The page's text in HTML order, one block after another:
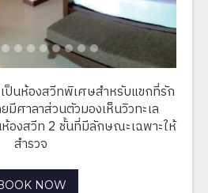
ป็นห้องสวีทพิเศษสำหรับแขกที่รัก
มีศาลาส่วนตัวมองเห็นวิวทะเล
องสวีท 2 ชั้นที่มีลักษณะเฉพาะให้
สำรวจ​
NOW